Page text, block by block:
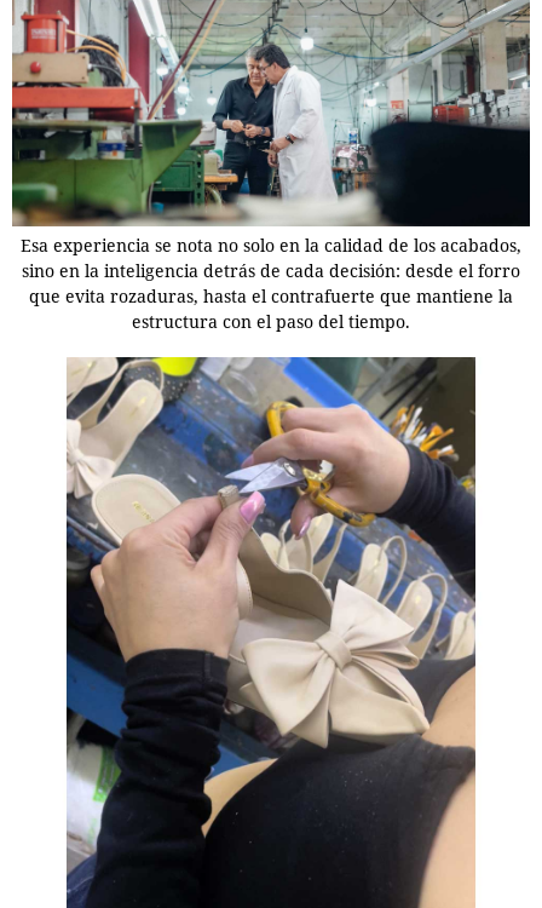
Esa experiencia se nota no solo en la calidad de los acabados,
sino en la inteligencia detrás de cada decisión: desde el forro
que evita rozaduras, hasta el contrafuerte que mantiene la
estructura con el paso del tiempo.